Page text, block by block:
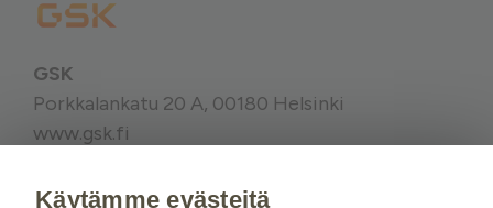
GSK
Porkkalankatu 20 A, 00180 Helsinki
www.gsk.fi
Käytämme evästeitä